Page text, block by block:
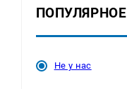
ПОПУЛЯРНОЕ
Не у нас